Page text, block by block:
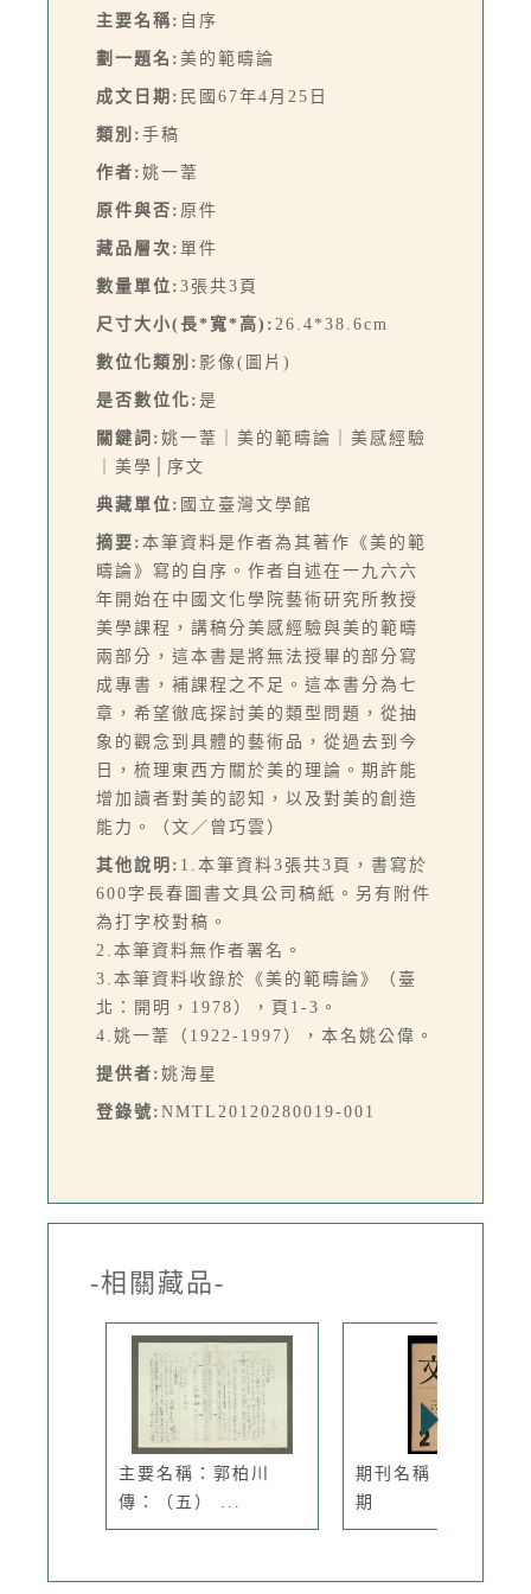
主要名稱: 自序
劃一題名: 美的範疇論
成文日期: 民國67年4月25日
類別: 手稿
作者: 姚一葦
原件與否: 原件
藏品層次: 單件
數量單位: 3張共3頁
尺寸大小(長*寬*高): 26.4*38.6cm
數位化類別: 影像(圖片)
是否數位化: 是
關鍵詞: 姚一葦｜美的範疇論｜美感經驗
｜美學│序文
典藏單位: 國立臺灣文學館
摘要: 本筆資料是作者為其著作《美的範
疇論》寫的自序。作者自述在一九六六
年開始在中國文化學院藝術研究所教授
美學課程，講稿分美感經驗與美的範疇
兩部分，這本書是將無法授畢的部分寫
成專書，補課程之不足。這本書分為七
章，希望徹底探討美的類型問題，從抽
象的觀念到具體的藝術品，從過去到今
日，梳理東西方關於美的理論。期許能
增加讀者對美的認知，以及對美的創造
能力。（文／曾巧雲）
其他說明: 1.本筆資料3張共3頁，書寫於
600字長春圖書文具公司稿紙。另有附件
為打字校對稿。
2.本筆資料無作者署名。
3.本筆資料收錄於《美的範疇論》（臺
北：開明，1978），頁1-3。
4.姚一葦（1922-1997），本名姚公偉。
提供者: 姚海星
登錄號: NMTL20120280019-001
-相關藏品-
主要名稱：郭柏川
傳：（五） ...
期刊名稱：文學季刊
期